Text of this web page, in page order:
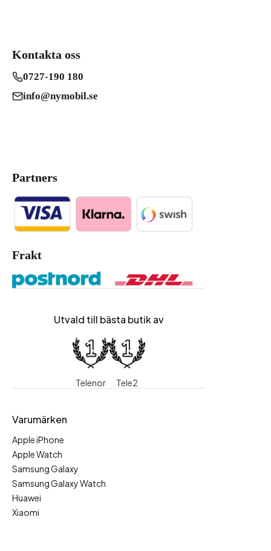
Kontakta oss
0727-190 180
info@nymobil.se
Partners
Frakt
Utvald till bästa butik av
Telenor Tele2
Varumärken
Apple iPhone
Apple Watch
Samsung Galaxy
Samsung Galaxy Watch
Huawei
Xiaomi